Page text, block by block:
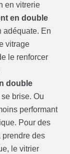
en vitrerie
en double
adéquate. En
vitrage
le renforcer
double
brise. Ou
performant
Pour des
prendre des
le vitrier